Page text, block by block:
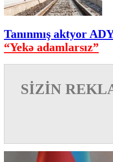
Tanınmış aktyor
“Yekə adamlarsız”
SİZİN